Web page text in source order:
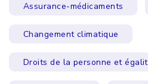
Assurance-médicaments
Changement climatique
Droits de la personne et